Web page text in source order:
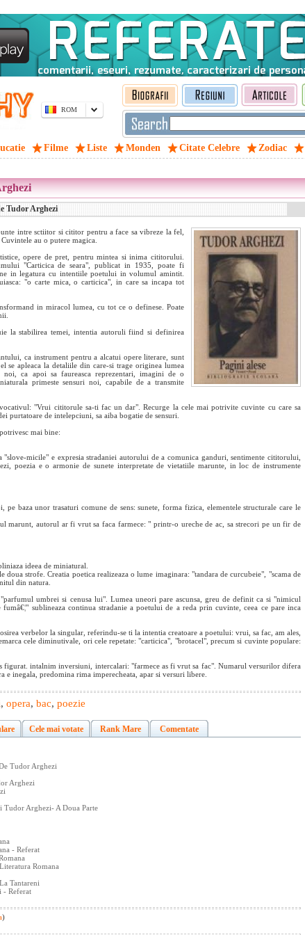
ROM
Filme Liste Monden Citate Celebre Zodiac
Tudor Arghezi
intre sctiitor si cititor pentru a face sa vibreze la fel,
au o putere magica.
opere de pret, pentru mintea si inima cititorului.
"Carticica de seara", publicat in 1935, poate fi
in legatura cu intentiile poetului in volumul amintit.
"o carte mica, o carticica", in care sa incapa tot
in miracol lumea, cu tot ce o definese. Poate
la stabilirea temei, intentia autoruli fiind si definirea
ca instrument pentru a alcatui opere literare, sunt
apleaca la detaliile din care-si trage originea lumea
ca apoi sa faureasca reprezentari, imagini de o
primeste sensuri noi, capabile de a transmite
"Vrui cititorule sa-ti fac un dar". Recurge la cele mai potrivite cuvinte cu care sa
purtatoare de intelepciuni, sa aiba bogatie de sensuri.
mai bine:
micile" e expresia stradaniei autorului de a comunica ganduri, sentimente cititorului,
poezia e o armonie de sunete interpretate de vietatiile marunte, in loc de instrumente
baza unor trasaturi comune de sens: sunete, forma fizica, elementele structurale care le
marunt, autorul ar fi vrut sa faca farmece: " printr-o ureche de ac, sa strecori pe un fir de
ideea de miniatural.
strofe. Creatia poetica realizeaza o lume imaginara: "tandara de curcubeie", "scama de
din natura.
umbrei si cenusa lui". Lumea uneori pare ascunsa, greu de definit ca si "nimicul
sublineaza continua stradanie a poetului de a reda prin cuvinte, ceea ce pare inca
verbelor la singular, referindu-se ti la intentia creatoare a poetului: vrui, sa fac, am ales,
cele diminutivale, ori cele repetate: "carticica", "brotacel", precum si cuvinte populare:
figurat. intalnim inversiuni, intercalari: "farmece as fi vrut sa fac". Numarul versurilor difera
inegala, predomina rima imperecheata, apar si versuri libere.
, opera, bac, poezie
Cele mai votate Rank Mare Comentate
Tudor Arghezi
Arghezi
Tudor Arghezi- A Doua Parte
- Referat
Romana
Tantareni
- Referat
)